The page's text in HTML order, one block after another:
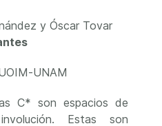
y Óscar Tovar
UNAM
C* son espacios de
Estas son